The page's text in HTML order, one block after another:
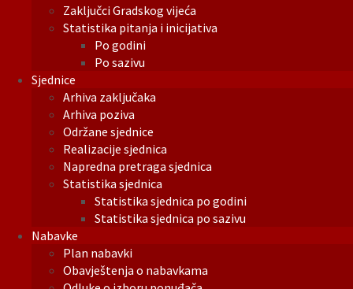
Zaključci Gradskog vijeća
Statistika pitanja i inicijativa
Po godini
Po sazivu
Sjednice
Arhiva zaključaka
Arhiva poziva
Održane sjednice
Realizacije sjednica
Napredna pretraga sjednica
Statistika sjednica
Statistika sjednica po godini
Statistika sjednica po sazivu
Nabavke
Plan nabavki
Obavještenja o nabavkama